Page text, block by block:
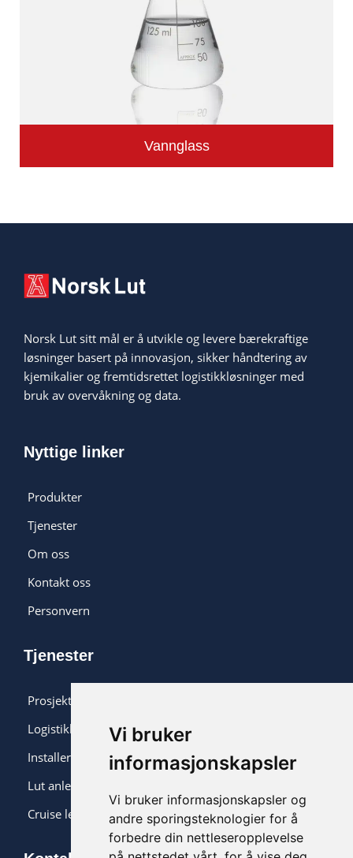
Vi bruker
informasjonskapsler
Vi bruker informasjonskapsler og
andre sporingsteknologier for å
forbedre din nettleseropplevelse
Vannglass
Norsk Lut sitt mål er å utvikle og levere bærekraftige
løsninger basert på innovasjon, sikker håndtering av
kjemikalier og fremtidsrettet logistikkløsninger med
bruk av overvåkning og data.
Nyttige linker
Produkter
Tjenester
Om oss
Kontakt oss
Personvern
Tjenester
Prosjektering og overvåkning
Logistikk og installasjon
Installering
Lut anlegg
Cruise levering